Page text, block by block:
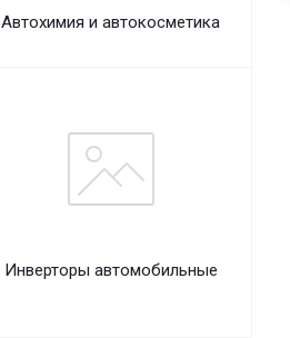
Автохимия и автокосметика
Инверторы автомобильные